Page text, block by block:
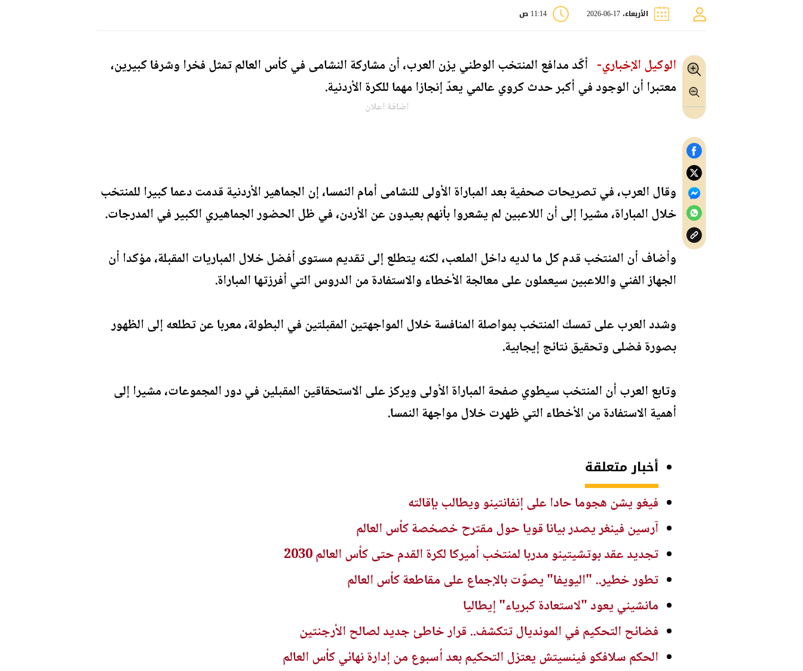
الأربعاء، 17-06-2026 11:14 ص
الوكيل الإخباري- أكّد مدافع المنتخب الوطني يزن العرب، أن مشاركة النشامى في كأس العالم تمثل فخرا وشرفا كبيرين،
معتبرا أن الوجود في أكبر حدث كروي عالمي يعدّ إنجازا مهما للكرة الأردنية.
اضافة اعلان
وقال العرب، في تصريحات صحفية بعد المباراة الأولى للنشامى أمام النمسا، إن الجماهير الأردنية قدمت دعما كبيرا للمنتخب
خلال المباراة، مشيرا إلى أن اللاعبين لم يشعروا بأنهم بعيدون عن الأردن، في ظل الحضور الجماهيري الكبير في المدرجات.
وأضاف أن المنتخب قدم كل ما لديه داخل الملعب، لكنه يتطلع إلى تقديم مستوى أفضل خلال المباريات المقبلة، مؤكدا أن
الجهاز الفني واللاعبين سيعملون على معالجة الأخطاء والاستفادة من الدروس التي أفرزتها المباراة.
وشدد العرب على تمسك المنتخب بمواصلة المنافسة خلال المواجهتين المقبلتين في البطولة، معربا عن تطلعه إلى الظهور
بصورة فضلى وتحقيق نتائج إيجابية.
وتابع العرب أن المنتخب سيطوي صفحة المباراة الأولى ويركز على الاستحقاقين المقبلين في دور المجموعات، مشيرا إلى
أهمية الاستفادة من الأخطاء التي ظهرت خلال مواجهة النمسا.
أخبار متعلقة
فيغو يشن هجوما حادا على إنفانتينو ويطالب بإقالته
آرسين فينغر يصدر بيانا قويا حول مقترح خصخصة كأس العالم
تجديد عقد بوتشيتينو مدربا لمنتخب أميركا لكرة القدم حتى كأس العالم 2030
تطور خطير.. "اليويفا" يصوّت بالإجماع على مقاطعة كأس العالم
مانشيني يعود "لاستعادة كبرياء" إيطاليا
فضائح التحكيم في المونديال تتكشف.. قرار خاطئ جديد لصالح الأرجنتين
الحكم سلافكو فينسيتش يعتزل التحكيم بعد أسبوع من إدارة نهائي كأس العالم